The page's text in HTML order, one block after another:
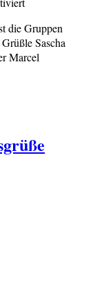
für
Tennisturnier
die Gruppen
Sascha
Marcel